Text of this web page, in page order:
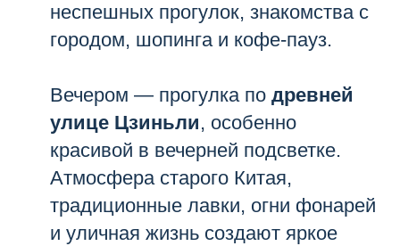
неспешных прогулок, знакомства с
городом, шопинга и кофе-пауз.
Вечером — прогулка по древней
улице Цзиньли, особенно
красивой в вечерней подсветке.
Атмосфера старого Китая,
традиционные лавки, огни фонарей
и уличная жизнь создают яркое